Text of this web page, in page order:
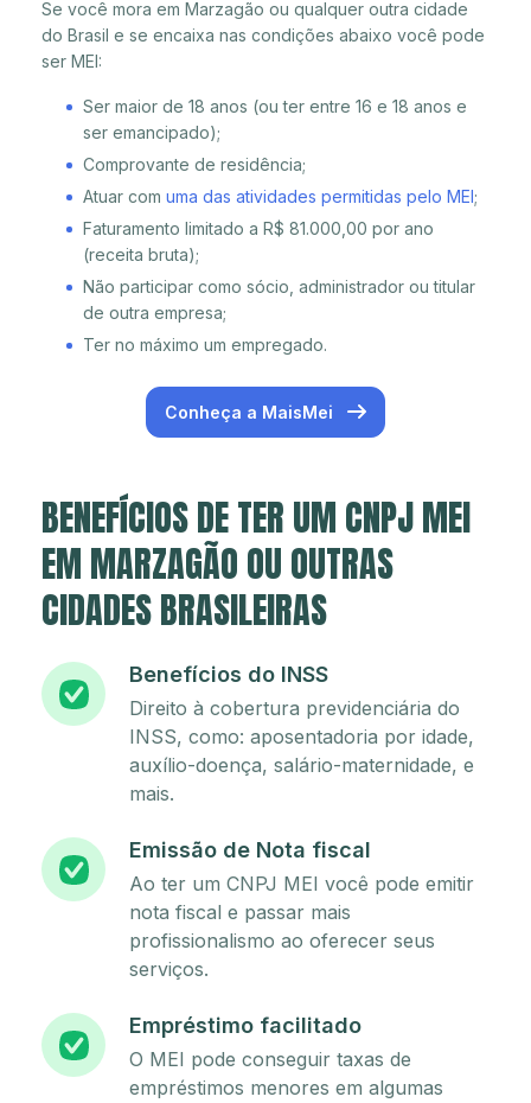
Se você mora em Marzagão ou qualquer outra cidade
do Brasil e se encaixa nas condições abaixo você pode
ser MEI:
Ser maior de 18 anos (ou ter entre 16 e 18 anos e
ser emancipado);
Comprovante de residência;
Atuar com uma das atividades permitidas pelo MEI;
Faturamento limitado a R$ 81.000,00 por ano
(receita bruta);
Não participar como sócio, administrador ou titular
de outra empresa;
Ter no máximo um empregado.
Conheça a MaisMei
BENEFÍCIOS DE TER UM CNPJ MEI
EM MARZAGÃO OU OUTRAS
CIDADES BRASILEIRAS
Benefícios do INSS
Direito à cobertura previdenciária do
INSS, como: aposentadoria por idade,
auxílio-doença, salário-maternidade, e
mais.
Emissão de Nota fiscal
Ao ter um CNPJ MEI você pode emitir
nota fiscal e passar mais
profissionalismo ao oferecer seus
serviços.
Empréstimo facilitado
O MEI pode conseguir taxas de
empréstimos menores em algumas